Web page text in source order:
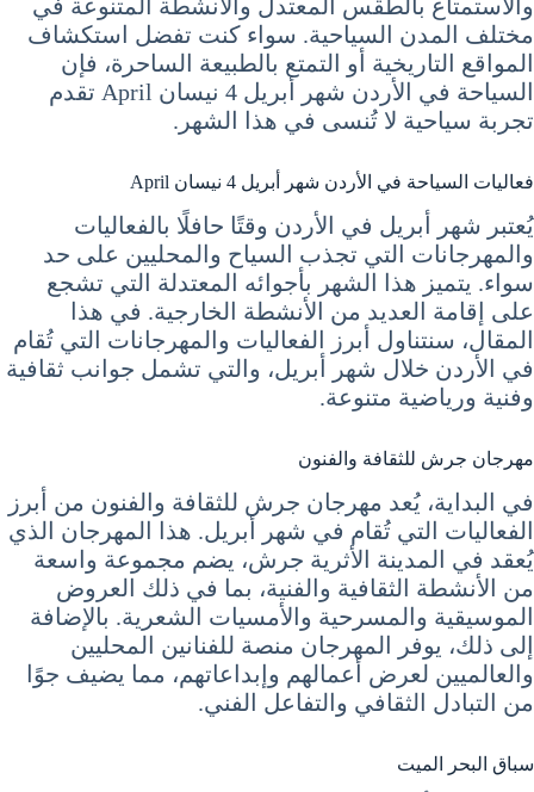
والاستمتاع بالطقس المعتدل والأنشطة المتنوعة في
مختلف المدن السياحية. سواء كنت تفضل استكشاف
المواقع التاريخية أو التمتع بالطبيعة الساحرة، فإن
السياحة في الأردن شهر أبريل 4 نيسان April تقدم
تجربة سياحية لا تُنسى في هذا الشهر.
فعاليات السياحة في الأردن شهر أبريل 4 نيسان April
يُعتبر شهر أبريل في الأردن وقتًا حافلًا بالفعاليات
والمهرجانات التي تجذب السياح والمحليين على حد
سواء. يتميز هذا الشهر بأجوائه المعتدلة التي تشجع
على إقامة العديد من الأنشطة الخارجية. في هذا
المقال، سنتناول أبرز الفعاليات والمهرجانات التي تُقام
في الأردن خلال شهر أبريل، والتي تشمل جوانب ثقافية
وفنية ورياضية متنوعة.
مهرجان جرش للثقافة والفنون
في البداية، يُعد مهرجان جرش للثقافة والفنون من أبرز
الفعاليات التي تُقام في شهر أبريل. هذا المهرجان الذي
يُعقد في المدينة الأثرية جرش، يضم مجموعة واسعة
من الأنشطة الثقافية والفنية، بما في ذلك العروض
الموسيقية والمسرحية والأمسيات الشعرية. بالإضافة
إلى ذلك، يوفر المهرجان منصة للفنانين المحليين
والعالميين لعرض أعمالهم وإبداعاتهم، مما يضيف جوًا
من التبادل الثقافي والتفاعل الفني.
سباق البحر الميت